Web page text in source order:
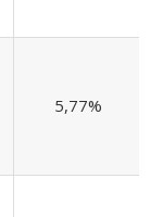
5,77%